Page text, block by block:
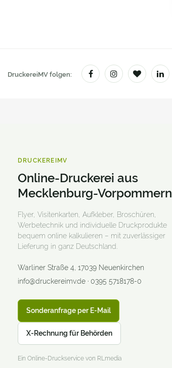
Gläser
Graspapier Produkte
Handtücher bestickt & bedruckt
Handyhüllen
Hissfahnen
Hussen / Überzüge
Klebefolien
DruckereiMV folgen:
DRUCKEREIMV
Online-Druckerei aus
Mecklenburg-Vorpommern
Flyer, Visitenkarten, Aufkleber, Broschüren,
Werbetechnik und individuelle Druckprodukte
bequem online kalkulieren – mit zuverlässiger
Lieferung in ganz Deutschland.
Warliner Straße 4 17039 Neuenkirchen
info@druckereimv.de · 0395 5718178-0
Sonderanfrage per E-Mail
X-Rechnung für Behörden
Ein Online-Druckservice von RLmedia